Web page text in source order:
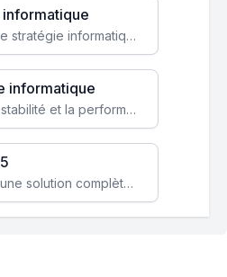
Optimisez votre stratégie informatique avec l'expertise de nos consultants pour améliorer votre efficacité et sécurité.
informatique
Garantissez la stabilité et la performance de votre entreprise avec une infrastructure IT sécurisée et évolutive.
Microsoft 365 une solution complète qui booste votre productivité, renforce la sécurité de vos données et facilite la collaboration.